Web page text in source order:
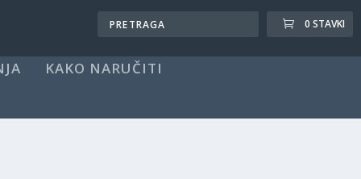
0 STAVKI
KAKO NARUČITI